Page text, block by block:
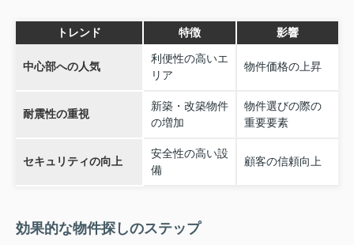
トレンド 特徴 影響
中心部への人気
利便性の高いエ
リア
物件価格の上昇
耐震性の重視
新築・改築物件
の増加
物件選びの際の
重要要素
セキュリティの向上
安全性の高い設
備
顧客の信頼向上
効果的な物件探しのステップ